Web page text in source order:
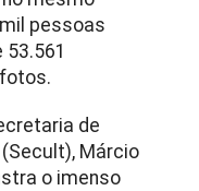
pessoas
de
Márcio
o imenso